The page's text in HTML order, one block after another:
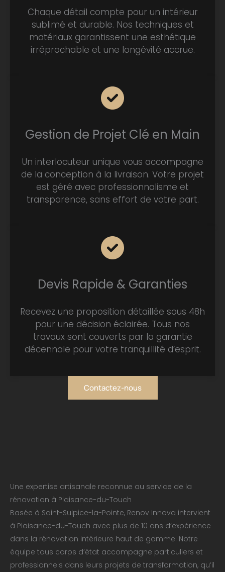
Chaque détail compte pour un intérieur
sublimé et durable. Nos techniques et
matériaux garantissent une esthétique
irréprochable et une longévité accrue.
Gestion de Projet Clé en Main
Un interlocuteur unique vous accompagne
de la conception à la livraison. Votre projet
est géré avec professionnalisme et
transparence, sans effort de votre part.
Devis Rapide & Garanties
Recevez une proposition détaillée sous 48h
pour une décision éclairée. Tous nos
travaux sont couverts par la garantie
décennale pour votre tranquillité d’esprit.
Contactez-nous
Une expertise artisanale reconnue au service de la
rénovation à Plaisance-du-Touch
Basée à Saint-Sulpice-la-Pointe, Renov Innova intervient
à Plaisance-du-Touch avec plus de 10 ans d’expérience
dans la rénovation intérieure haut de gamme. Notre
équipe tous corps d’état accompagne particuliers et
professionnels dans leurs projets de transformation, qu’il